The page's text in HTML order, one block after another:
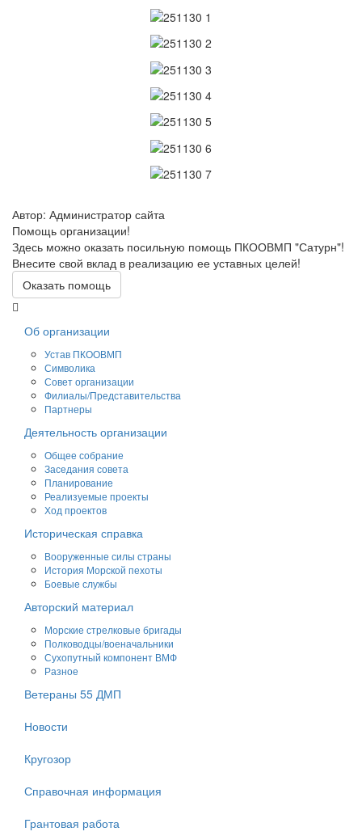
Автор: Администратор сайта
Помощь организации!
Здесь можно оказать посильную помощь ПКООВМП "Сатурн"!
Внесите свой вклад в реализацию ее уставных целей!
Оказать помощь
Об организации
Устав ПКООВМП
Символика
Совет организации
Филиалы/Представительства
Партнеры
Деятельность организации
Общее собрание
Заседания совета
Планирование
Реализуемые проекты
Ход проектов
Историческая справка
Вооруженные силы страны
История Морской пехоты
Боевые службы
Авторский материал
Морские стрелковые бригады
Полководцы/военачальники
Сухопутный компонент ВМФ
Разное
Ветераны 55 ДМП
Новости
Кругозор
Справочная информация
Грантовая работа